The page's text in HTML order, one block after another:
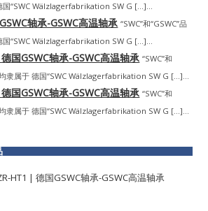
国“SWC Wälzlagerfabrikation SW G […]...
轴承-GSWC高温轴承 “SWC”和“GSWC”品
国“SWC Wälzlagerfabrikation SW G […]...
国GSWC轴承-GSWC高温轴承 “SWC”和
均隶属于 德国“SWC Wälzlagerfabrikation SW G […]...
国GSWC轴承-GSWC高温轴承 “SWC”和
均隶属于 德国“SWC Wälzlagerfabrikation SW G […]...
HT1 | 德国GSWC轴承-GSWC高温轴承